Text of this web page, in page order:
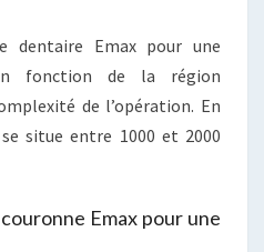
dentaire Emax pour une
fonction de la région
de l’opération. En
situe entre 1000 et 2000
Emax pour une